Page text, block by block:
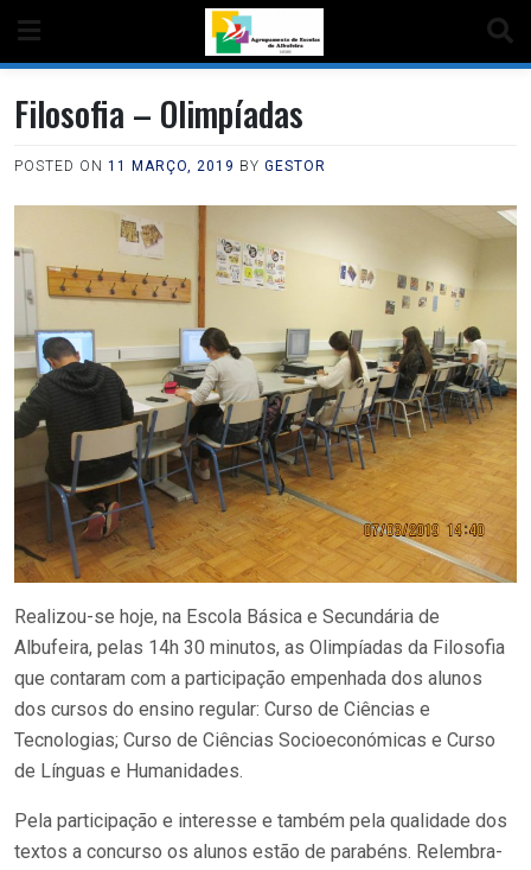
Filosofia – Olimpíadas
POSTED ON 11 MARÇO, 2019 BY GESTOR
Realizou-se hoje, na Escola Básica e Secundária de
Albufeira, pelas 14h 30 minutos, as Olimpíadas da Filosofia
que contaram com a participação empenhada dos alunos
dos cursos do ensino regular: Curso de Ciências e
Tecnologias; Curso de Ciências Socioeconómicas e Curso
de Línguas e Humanidades.
Pela participação e interesse e também pela qualidade dos
textos a concurso os alunos estão de parabéns. Relembra-